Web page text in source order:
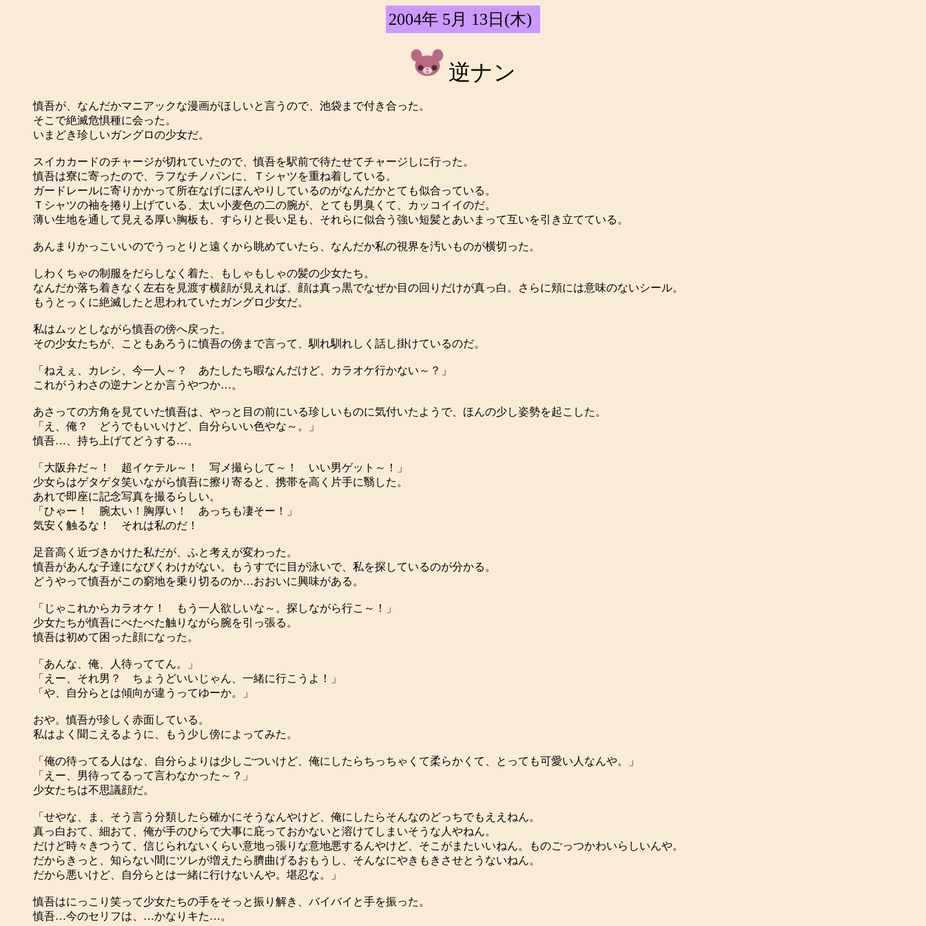
2004年 5月 13日(木)
逆ナン
慎吾が、なんだかマニアックな漫画がほしいと言うので、池袋まで付き合った。
そこで絶滅危惧種に会った。
いまどき珍しいガングロの少女だ。
スイカカードのチャージが切れていたので、慎吾を駅前で待たせてチャージしに行った。
慎吾は寮に寄ったので、ラフなチノパンに、Ｔシャツを重ね着している。
ガードレールに寄りかかって所在なげにぼんやりしているのがなんだかとても似合っている。
Ｔシャツの袖を捲り上げている、太い小麦色の二の腕が、とても男臭くて、カッコイイのだ。
薄い生地を通して見える厚い胸板も、すらりと長い足も、それらに似合う強い短髪とあいまって互いを引き立てている。
あんまりかっこいいのでうっとりと遠くから眺めていたら、なんだか私の視界を汚いものが横切った。
しわくちゃの制服をだらしなく着た、もしゃもしゃの髪の少女たち。
なんだか落ち着きなく左右を見渡す横顔が見えれば、顔は真っ黒でなぜか目の回りだけが真っ白。さらに頬には意味のないシール。
もうとっくに絶滅したと思われていたガングロ少女だ。
私はムッとしながら慎吾の傍へ戻った。
その少女たちが、こともあろうに慎吾の傍まで言って、馴れ馴れしく話し掛けているのだ。
「ねえぇ、カレシ、今一人～？ あたしたち暇なんだけど、カラオケ行かない～？」
これがうわさの逆ナンとか言うやつか…。
あさっての方角を見ていた慎吾は、やっと目の前にいる珍しいものに気付いたようで、ほんの少し姿勢を起こした。
「え、俺？ どうでもいいけど、自分らいい色やな～。」
慎吾…、持ち上げてどうする…。
「大阪弁だ～！ 超イケテル～！ 写メ撮らして～！ いい男ゲット～！」
少女らはゲタゲタ笑いながら慎吾に擦り寄ると、携帯を高く片手に翳した。
あれで即座に記念写真を撮るらしい。
「ひゃー！ 腕太い！胸厚い！ あっちも凄そー！」
気安く触るな！ それは私のだ！
足音高く近づきかけた私だが、ふと考えが変わった。
慎吾があんな子達になびくわけがない。もうすでに目が泳いで、私を探しているのが分かる。
どうやって慎吾がこの窮地を乗り切るのか…おおいに興味がある。
「じゃこれからカラオケ！ もう一人欲しいな～。探しながら行こ～！」
少女たちが慎吾にべたべた触りながら腕を引っ張る。
慎吾は初めて困った顔になった。
「あんな、俺、人待っててん。」
「えー、それ男？ ちょうどいいじゃん、一緒に行こうよ！」
「や、自分らとは傾向が違うってゆーか。」
おや。慎吾が珍しく赤面している。
私はよく聞こえるように、もう少し傍によってみた。
「俺の待ってる人はな、自分らよりは少しごついけど、俺にしたらちっちゃくて柔らかくて、とっても可愛い人なんや。」
「えー、男待ってるって言わなかった～？」
少女たちは不思議顔だ。
「せやな、ま、そう言う分類したら確かにそうなんやけど、俺にしたらそんなのどっちでもええねん。
真っ白おて、細おて、俺が手のひらで大事に庇っておかないと溶けてしまいそうな人やねん。
だけど時々きつうて、信じられないくらい意地っ張りな意地悪するんやけど、そこがまたいいねん。ものごっつかわいらしいんや。
だからきっと、知らない間にツレが増えたら臍曲げるおもうし、そんなにやきもきさせとうないねん。
だから悪いけど、自分らとは一緒に行けないんや。堪忍な。」
慎吾はにっこり笑って少女たちの手をそっと振り解き、バイバイと手を振った。
慎吾…今のセリフは、…かなりキた…。